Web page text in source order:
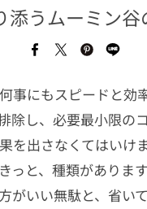
添うムーミン谷
事にもスピードと効
除し、必要最小限の
を出さなくてはいけ
っと、種類がありま
がいい無駄と、省い